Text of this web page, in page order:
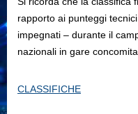
n
rapporto ai punteggi
impegnati – durante il
nazionali in gare
CLASSIFICHE